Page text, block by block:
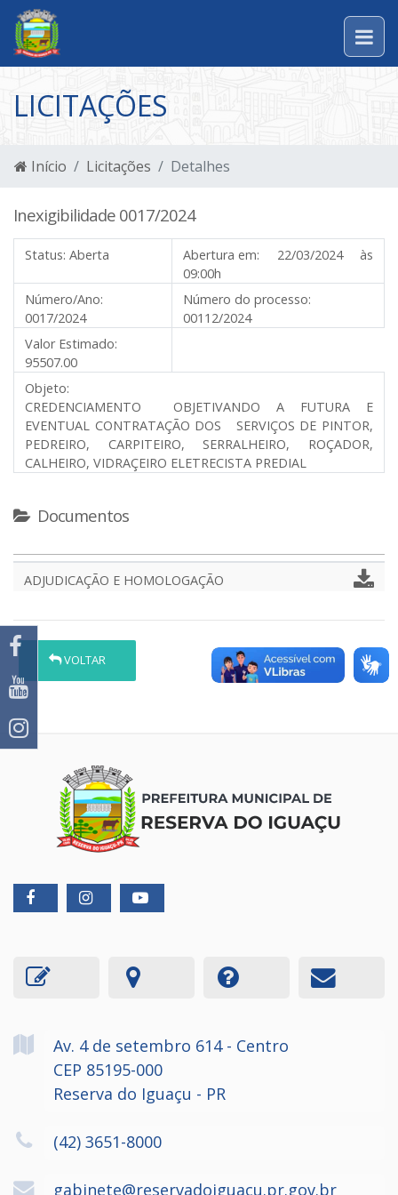
LICITAÇÕES
Início Licitações Detalhes
Inexigibilidade 0017/2024
Status: Aberta Abertura em: 22/03/2024 às
09:00h
Número/Ano:
0017/2024
Número do processo:
00112/2024
Valor Estimado:
95507.00
Objeto:
CREDENCIAMENTO OBJETIVANDO A FUTURA E
EVENTUAL CONTRATAÇÃO DOS SERVIÇOS DE PINTOR,
PEDREIRO, CARPITEIRO, SERRALHEIRO, ROÇADOR,
CALHEIRO, VIDRAÇEIRO ELETRECISTA PREDIAL
Documentos
ADJUDICAÇÃO E HOMOLOGAÇÃO
VOLTAR
Av. 4 de setembro 614 - Centro
CEP 85195-000
Reserva do Iguaçu - PR
(42) 3651-8000
gabinete@reservadoiguacu.pr.gov.br